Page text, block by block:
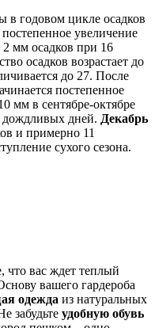
в годовом цикле осадков
увеличение
2 мм осадков при 16
осадков возрастает до
до 27. После
постепенное
мм в сентябре-октябре
дождливых дней. Декабрь
и примерно 11
сухого сезона.
что вас ждет теплый
вашего гардероба
одежда из натуральных
забудьте удобную обувь